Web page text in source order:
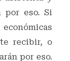
por eso. Si
recibir, o
por eso.